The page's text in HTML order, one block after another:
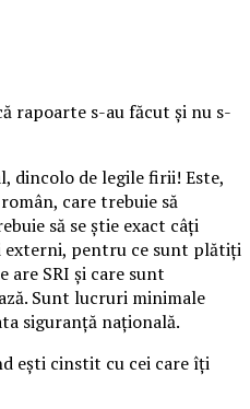
rapoarte s-au făcut și nu s-
dincolo de legile firii! Este,
care trebuie să
să se ştie exact câţi
externi, pentru ce sunt plătiţi
are SRI şi care sunt
Sunt lucruri minimale
siguranţă naţională.
eşti cinstit cu cei care îţi